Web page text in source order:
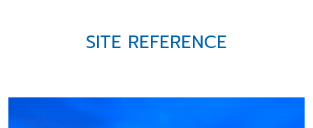
SITE REFERENCE